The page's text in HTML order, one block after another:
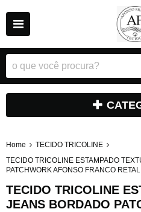
Home
TECIDO TRICOLINE
TECIDO TRICOLINE ESTAMPADO
PATCHWORK AFONSO FRANCO
TECIDO TRICOLINE
JEANS BORDADO